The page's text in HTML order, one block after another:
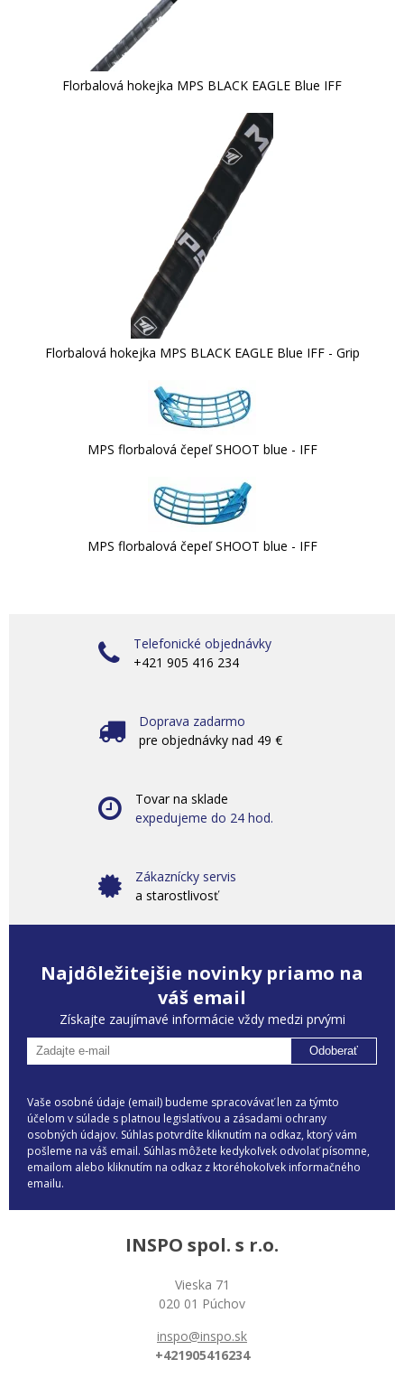
Florbalová hokejka MPS BLACK EAGLE Blue IFF
Florbalová hokejka MPS BLACK EAGLE Blue IFF - Grip
MPS florbalová čepeľ SHOOT blue - IFF
MPS florbalová čepeľ SHOOT blue - IFF
Telefonické objednávky
+421 905 416 234
Doprava zadarmo
pre objednávky nad 49 €
Tovar na sklade
expedujeme do 24 hod.
Zákaznícky servis
a starostlivosť
Najdôležitejšie novinky priamo na
váš email
Získajte zaujímavé informácie vždy medzi prvými
Odoberať
Vaše osobné údaje (email) budeme spracovávať len za týmto
účelom v súlade s platnou legislatívou a zásadami ochrany
osobných údajov. Súhlas potvrdíte kliknutím na odkaz, ktorý vám
pošleme na váš email. Súhlas môžete kedykoľvek odvolať písomne,
emailom alebo kliknutím na odkaz z ktoréhokoľvek informačného
emailu.
INSPO spol. s r.o.
Vieska 71
020 01 Púchov
inspo@inspo.sk
+421905416234